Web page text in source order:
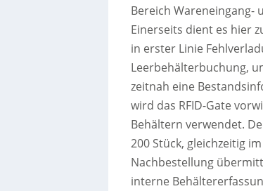
Bereich Wareneingang-
Einerseits dient es hier
in erster Linie
Leerbehälterbuchung,
zeitnah eine
wird das RFID-Gate
Behältern verwendet.
200 Stück, gleichzeitig
Nachbestellung
interne